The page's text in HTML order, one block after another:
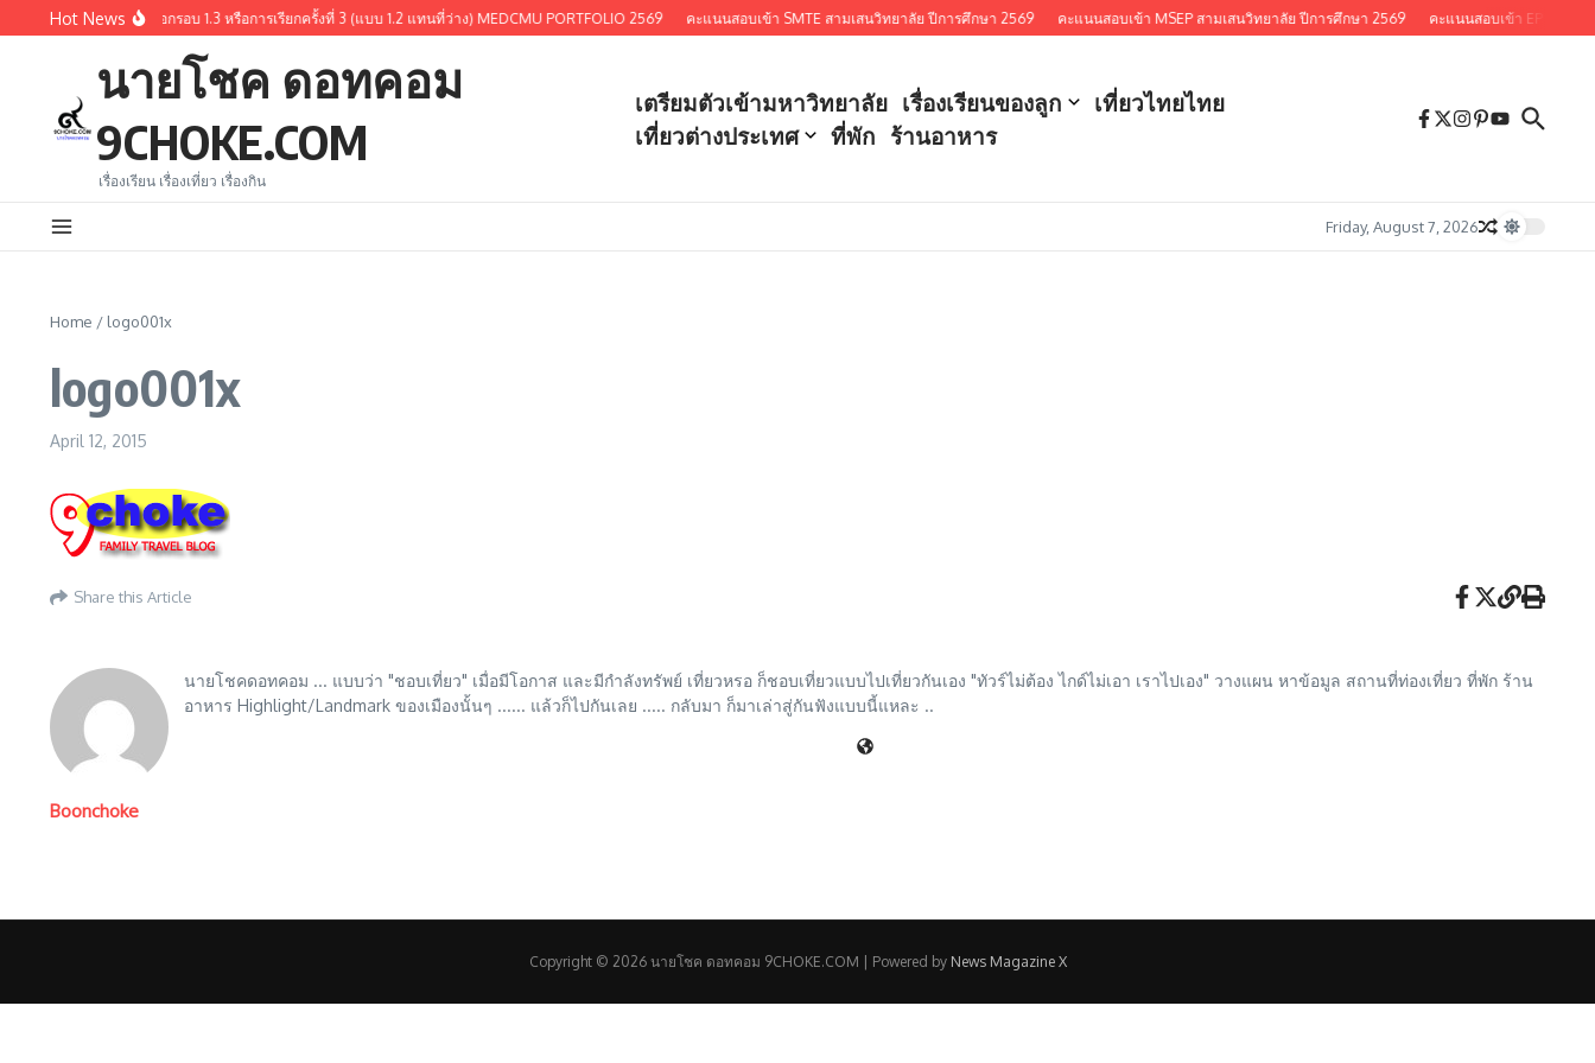
Skip to content
Hot News
สรุปผู้ผ่านการคัดเลือกรอบ 1.3 หรือการเรียกครั้งที่ 3 (แบบ 1.2 แทนที่ว่าง) MEDCMU PORTFOLIO 2569 คะแนนสอบเข้า SMTE สามเสนวิทยาลัย ปีการศึกษา 2569 คะแนนสอบเข้า MSEP สามเสนวิทยาลัย ปีการศึกษา 2569 คะแนนสอบเข้า EP
นายโชค ดอทคอม
9CHOKE.COM
เรื่องเรียน เรื่องเที่ยว เรื่องกิน
เตรียมตัวเข้ามหาวิทยาลัย เรื่องเรียนของลูก
เที่ยวไทยไทย
เที่ยวต่างประเทศ
ที่พัก ร้านอาหาร
Friday, August 7, 2026
Home / logo001x
logo001x
April 12, 2015
Share this Article
Boonchoke
นายโชคดอทคอม ... แบบว่า "ชอบเที่ยว" เมื่อมีโอกาส และมีกำลังทรัพย์ เที่ยวหรอ ก็ชอบเที่ยวแบบไปเที่ยวกันเอง "ทัวร์ไม่ต้อง ไกด์ไม่เอา เราไปเอง" วางแผน หาข้อมูล สถานที่ท่องเที่ยว ที่พัก ร้าน
อาหาร Highlight/Landmark ของเมืองนั้นๆ ...... แล้วก็ไปกันเลย ..... กลับมา ก็มาเล่าสู่กันฟังแบบนี้แหละ ..
Copyright © 2026 นายโชค ดอทคอม 9CHOKE.COM | Powered by News Magazine X